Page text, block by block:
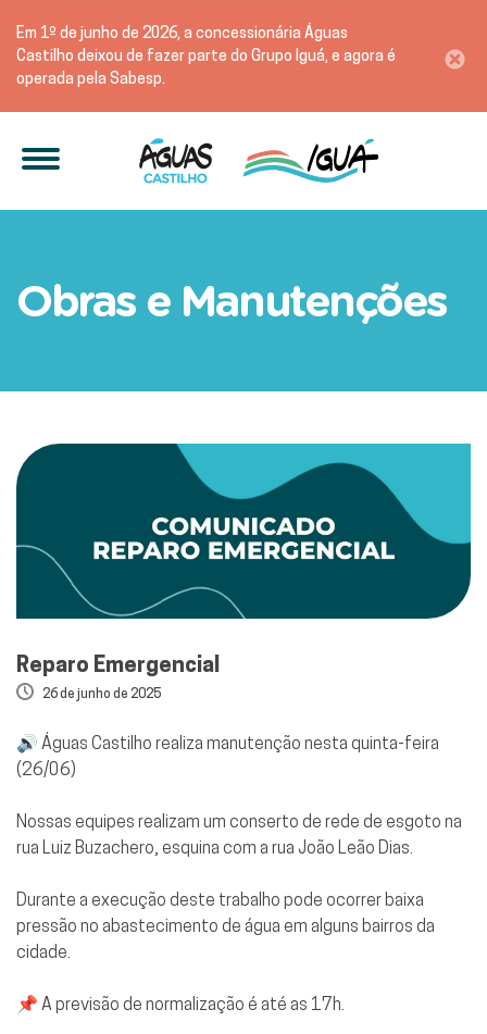
Em 1º de junho de 2026, a concessionária Águas
Castilho deixou de fazer parte do Grupo Iguá, e agora é
operada pela Sabesp.
Obras e Manutenções
Reparo Emergencial
26 de junho de 2025
🔊 Águas Castilho realiza manutenção nesta quinta-feira
(26/06)
Nossas equipes realizam um conserto de rede de esgoto na
rua Luiz Buzachero, esquina com a rua João Leão Dias.
Durante a execução deste trabalho pode ocorrer baixa
pressão no abastecimento de água em alguns bairros da
cidade.
📌 A previsão de normalização é até as 17h.